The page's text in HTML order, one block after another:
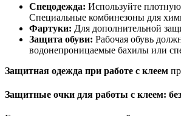
Спецодежда: Используйте
Специальные комбинезоны для
Фартуки: Для дополнительной
Защита обуви: Рабочая обувь
водонепроницаемые бахилы или
Защитная одежда при работе с клеем
Защитные очки для работы с клеем: